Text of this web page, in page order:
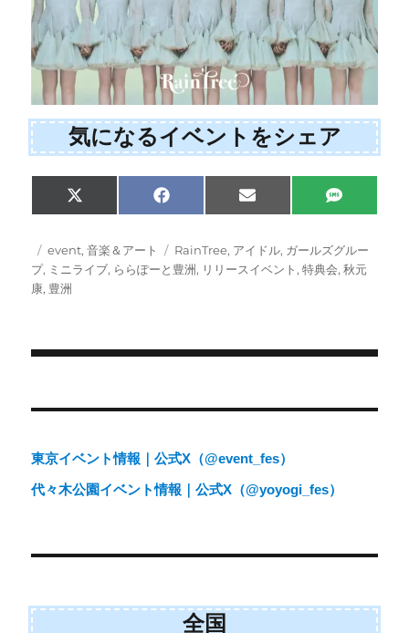
気になるイベントをシェア
Share
on
X
(
w
i
t
Share
on
F
a
e
b
o
Share
on
E
m
i
Share
on
S
M
投
稿
日:
カ
テ
ゴ
event,音楽＆アート
タ
グ
RainTree, アイドル, ガールズグルー
プ, ミニライブ, ららぽーと豊洲, リリースイベント ,特典会,秋元
康, 豊洲
稿
ナ
ビ
ー
ョ
東京イベント情報｜公式X（@event_fes）
代々木公園イベント情報｜公式X（@yoyogi_fes）
全国